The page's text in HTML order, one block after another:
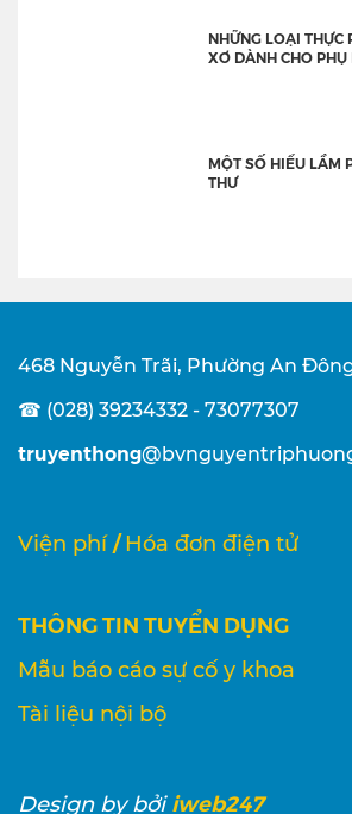
NHỮNG LOẠI THỰC
XƠ DÀNH CHO PHỤ
MỘT SỐ HIỂU LẦM
THƯ
468 Nguyễn Trãi, Phường An
☎ (028) 39234332 - 73077307
truyenthong
Viện phí / Hóa đơn điện tử
THÔNG TIN TUYỂN DỤNG
Mẫu báo cáo sự cố y khoa
Tài liệu nội bộ
Designby bởi iweb247